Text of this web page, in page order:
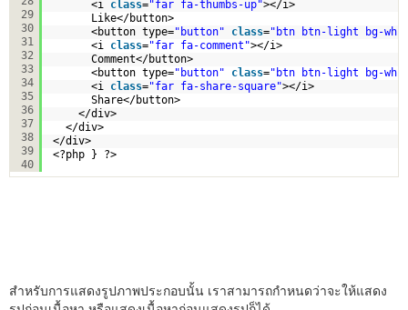
29
30
31
32
33
34
35
36
37
38
39
40
<i class="far fa-thumbs-up"></i>
Like</button>
<button type="button" class="btn btn-light bg-
<i class="far fa-comment"></i>
Comment</button>
<button type="button" class="btn btn-light bg-
<i class="far fa-share-square"></i>
Share</button>
</div>
</div>
</div>
<?php } ?>
สำหรับการแสดงรูปภาพประกอบนั้น เราสามารถกำหนดว่าจะให้แสดง